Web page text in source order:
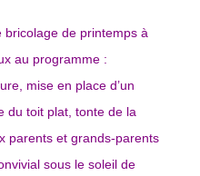
bricolage de printemps à
au programme :
mise en place d’un
du toit plat, tonte de la
parents et grands-parents
sous le soleil de